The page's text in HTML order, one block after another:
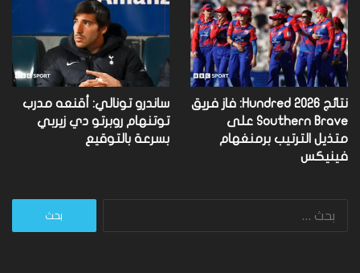
نتائج Hundred 2026: فاز فريق
Southern Brave على
متذيل الترتيب برمنغهام
فينيكس
ساندرو تونالي: أقنعه مدرب
توتنهام روبرتو دي زيربي
بسرعة بالتوقيع
البحث